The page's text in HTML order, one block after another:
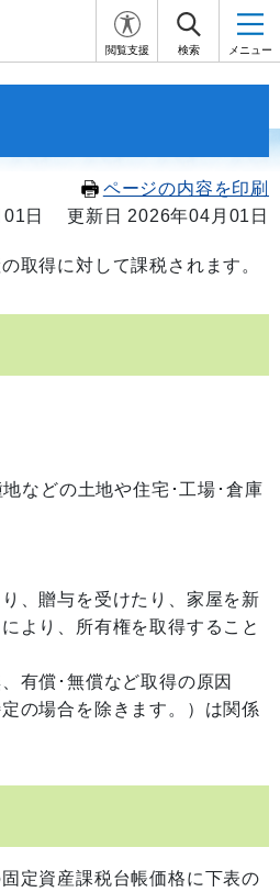
閲覧支援 検索 メニュー
ページの内容を印刷
日
更新日 2026年04月01日
取得に対して課税されます。
などの土地や住宅･工場･倉庫
、贈与を受けたり、家屋を新
より、所有権を取得すること
有償･無償など取得の原因
の場合を除きます。）は関係
定資産課税台帳価格に下表の